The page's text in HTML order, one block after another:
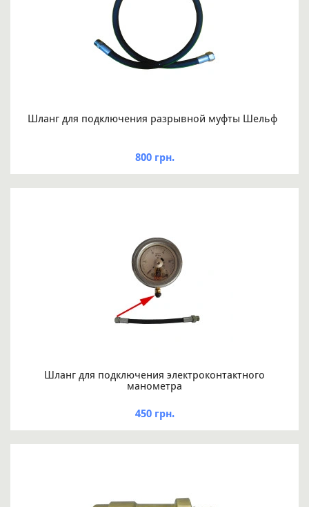
Шланг для подключения разрывной муфты Шельф
800 грн.
Шланг для подключения электроконтактного
манометра
450 грн.